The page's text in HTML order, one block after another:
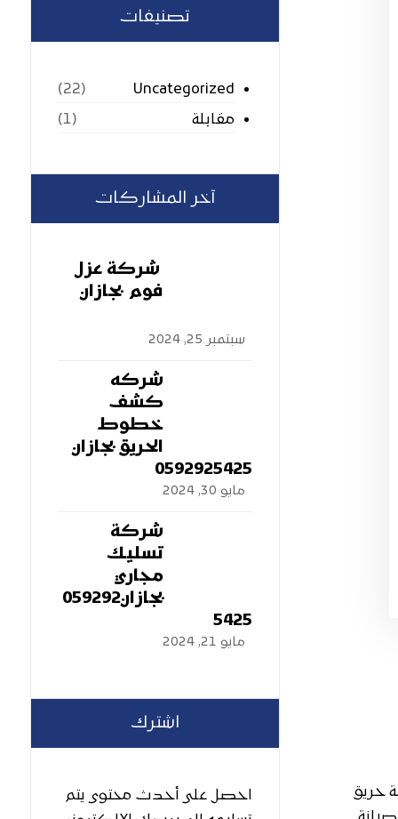
حريق
تصنيفات
Uncategorized
(22)
مقابلة
(1)
آخر المشاركات
شركة عزل
فوم بجازان
سبتمبر 25, 2024
شركه
كشف
خطوط
الحريق بجازان
0592925425
مايو 30, 2024
شركة
تسليك
مجاري
بجازان059292
5425
مايو 21, 2024
اشترك
احصل على أحدث محتوى يتم